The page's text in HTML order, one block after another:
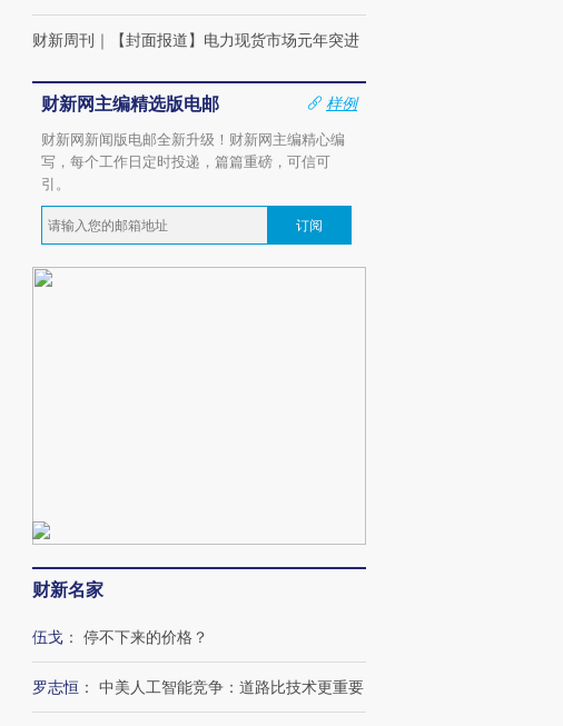
财新周刊 ｜ 【封面报道】电力现货市场元年突进
财新网主编精选版电邮
样例
财新网新闻版电邮全新升级！财新网主编精心编
写，每个工作日定时投递，篇篇重磅，可信可
引。
订阅
财新名家
伍戈 ： 停不下来的价格？
罗志恒 ： 中美人工智能竞争：道路比技术更重要